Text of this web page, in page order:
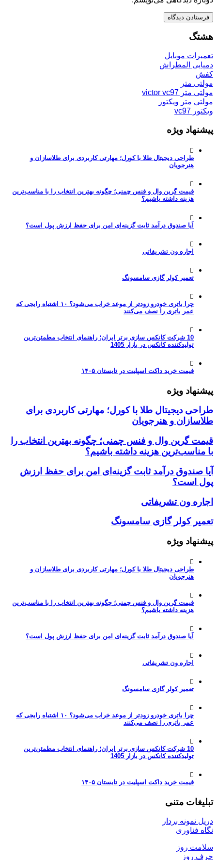
هشتگ
تعمیرات موبایل
دمپایی المطراش
کفش
مولتی متر
مولتی متر victor vc97
مولتی متر ویکتور
ویکتور vc97
پیشنهاد ویژه
طراحی دیجیتال طلا با کورل؛ مهارتی کاربردی برای طلاسازان و
هنرجویان
قیمت گرین وال و فنس چمنی؛ چگونه بهترین انتخاب را با مناسب‌ترین
هزینه داشته باشیم؟
آیا صندوق درآمد ثابت گزینه‌ای امن برای حفظ ارزش پول است؟
اجاره ون تشریفاتی
تعمیر کولر گازی سامسونگ
چرا باتری خودرو زودتر از موعد خراب می‌شود؟ ۱۰ اشتباه رایجی که
عمر باتری را نصف می‌کنند
10 شرکت کانکس سازی برتر ایران؛ راهنمای انتخاب مطمئن‌ترین
تولیدکننده کانکس در بازار 1405
قیمت خرید داکت اسپلیت در تابستان ۱۴۰۵
پیشنهاد ویژه
طراحی دیجیتال طلا با کورل؛ مهارتی کاربردی برای
طلاسازان و هنرجویان
قیمت گرین وال و فنس چمنی؛ چگونه بهترین انتخاب را
با مناسب‌ترین هزینه داشته باشیم؟
آیا صندوق درآمد ثابت گزینه‌ای امن برای حفظ ارزش
پول است؟
اجاره ون تشریفاتی
تعمیر کولر گازی سامسونگ
پیشنهاد ویژه
طراحی دیجیتال طلا با کورل؛ مهارتی کاربردی برای طلاسازان و
هنرجویان
قیمت گرین وال و فنس چمنی؛ چگونه بهترین انتخاب را با مناسب‌ترین
هزینه داشته باشیم؟
آیا صندوق درآمد ثابت گزینه‌ای امن برای حفظ ارزش پول است؟
اجاره ون تشریفاتی
تعمیر کولر گازی سامسونگ
چرا باتری خودرو زودتر از موعد خراب می‌شود؟ ۱۰ اشتباه رایجی که
عمر باتری را نصف می‌کنند
10 شرکت کانکس سازی برتر ایران؛ راهنمای انتخاب مطمئن‌ترین
تولیدکننده کانکس در بازار 1405
قیمت خرید داکت اسپلیت در تابستان ۱۴۰۵
تبلیغات متنی
دریل نمونه بردار
نگاه فناوری
سلامت روز
حرف روز